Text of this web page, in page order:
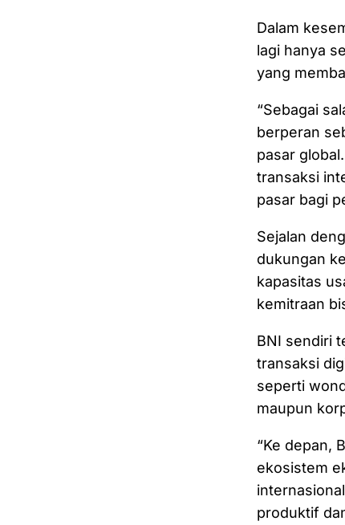
Dalam
lagi hanya
yang
“Sebagai
berperan
pasar
transaksi
pasar bagi
Sejalan
dukungan
kapasitas
kemitraan
BNI sendiri
transaksi
seperti
maupun
“Ke depan,
ekosistem
produktif